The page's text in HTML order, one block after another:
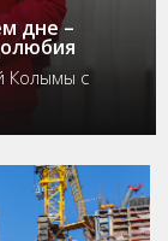
дне –
Колымы с